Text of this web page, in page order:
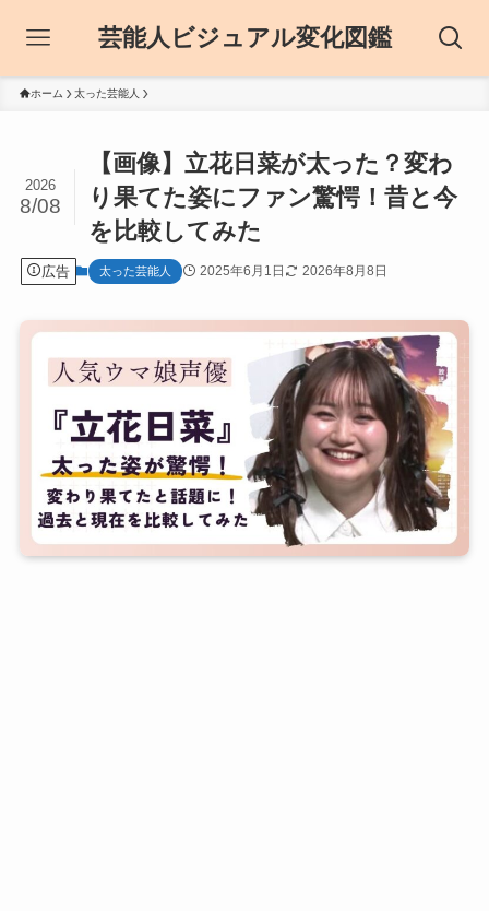
芸能人ビジュアル変化図鑑
ホーム 太った芸能人
【画像】立花日菜が太った？変わ
り果てた姿にファン驚愕！昔と今
を比較してみた
2026
8/08
広告 太った芸能人 2025年6月1日 2026年8月8日